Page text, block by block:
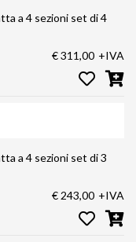
a 4 sezioni set di 4
€ 311,00 +IVA
a 4 sezioni set di 3
€ 243,00 +IVA